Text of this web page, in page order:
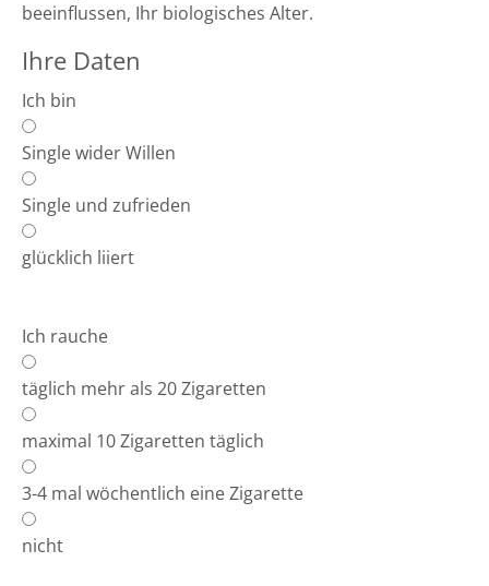
beeinflussen, Ihr biologisches Alter.
Ihre Daten
Ich bin
Single wider Willen
Single und zufrieden
glücklich liiert
Ich rauche
täglich mehr als 20 Zigaretten
maximal 10 Zigaretten täglich
3-4 mal wöchentlich eine Zigarette
nicht